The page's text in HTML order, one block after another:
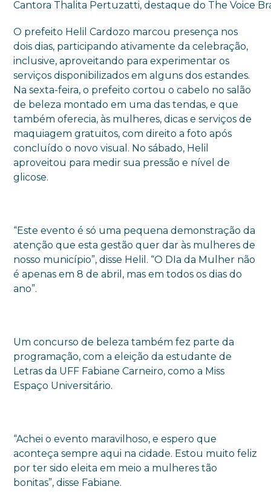
Cantora Thalita Pertuzatti, destaque do The Voice
O prefeito Helil Cardozo marcou presença nos
dois dias, participando ativamente da celebração,
inclusive, aproveitando para experimentar os
serviços disponibilizados em alguns dos estandes.
Na sexta-feira, o prefeito cortou o cabelo no salão
de beleza montado em uma das tendas, e que
também oferecia, às mulheres, dicas e serviços de
maquiagem gratuitos, com direito a foto após
concluído o novo visual. No sábado, Helil
aproveitou para medir sua pressão e nível de
glicose.
“Este evento é só uma pequena demonstração da
atenção que esta gestão quer dar às mulheres de
nosso município”, disse Helil. “O DIa da Mulher não
é apenas em 8 de abril, mas em todos os dias do
ano”.
Um concurso de beleza também fez parte da
programação, com a eleição da estudante de
Letras da UFF Fabiane Carneiro, como a Miss
Espaço Universitário.
“Achei o evento maravilhoso, e espero que
aconteça sempre aqui na cidade. Estou muito feliz
por ter sido eleita em meio a mulheres tão
bonitas”, disse Fabiane.